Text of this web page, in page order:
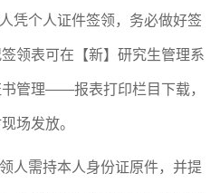
凭个人证件签领，务必做好签
签领表可在 【新】 研究生管理系
管理——报表打印栏目 下载，
场发放。
人需持本人身份证原件，并提